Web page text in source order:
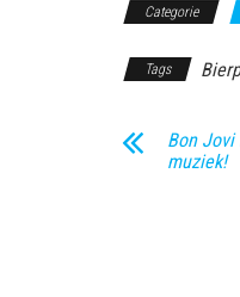
Categorie
Tags
Bon
muziek!